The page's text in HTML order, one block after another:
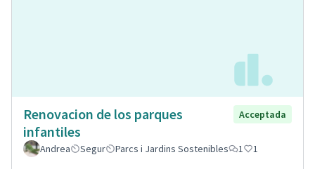
Renovacion de los parques
infantiles
Acceptada
Andrea Segur Parcs i Jardins Sostenibles 1 1